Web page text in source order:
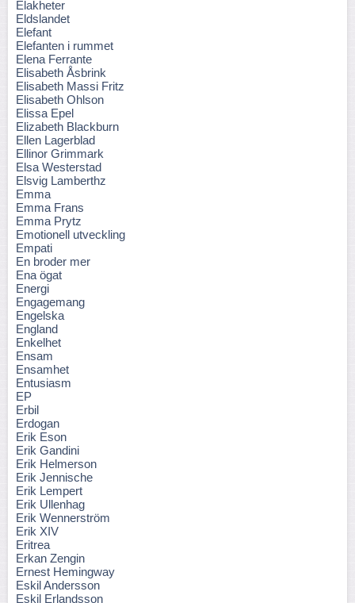
Elakheter
Eldslandet
Elefant
Elefanten i rummet
Elena Ferrante
Elisabeth Åsbrink
Elisabeth Massi Fritz
Elisabeth Ohlson
Elissa Epel
Elizabeth Blackburn
Ellen Lagerblad
Ellinor Grimmark
Elsa Westerstad
Elsvig Lamberthz
Emma
Emma Frans
Emma Prytz
Emotionell utveckling
Empati
En broder mer
Ena ögat
Energi
Engagemang
Engelska
England
Enkelhet
Ensam
Ensamhet
Entusiasm
EP
Erbil
Erdogan
Erik Eson
Erik Gandini
Erik Helmerson
Erik Jennische
Erik Lempert
Erik Ullenhag
Erik Wennerström
Erik XIV
Eritrea
Erkan Zengin
Ernest Hemingway
Eskil Andersson
Eskil Erlandsson